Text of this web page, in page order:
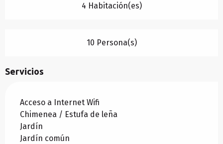
4 Habitación(es)
10 Persona(s)
Servicios
Acceso a Internet Wifi
Chimenea / Estufa de leña
Jardín
Jardín común